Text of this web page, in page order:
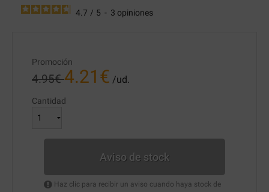
4.7 / 5 - 3 opiniones
Promoción
4.95€ 4.21 € /ud.
Cantidad
Aviso de stock
Haz clic para recibir un aviso cuando haya stock de